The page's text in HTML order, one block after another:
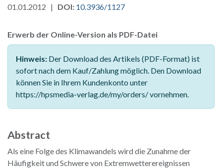
01.01.2012 | DOI: 10.3936/1127
Erwerb der Online-Version als PDF-Datei
Hinweis: Der Download des Artikels (PDF-Format) ist
sofort nach dem Kauf/Zahlung möglich. Den Download
können Sie in Ihrem Kundenkonto unter
https://hpsmedia-verlag.de/my/orders/ vornehmen.
Abstract
Als eine Folge des Klimawandels wird die Zunahme der
Häufigkeit und Schwere von Extremwetterereignissen